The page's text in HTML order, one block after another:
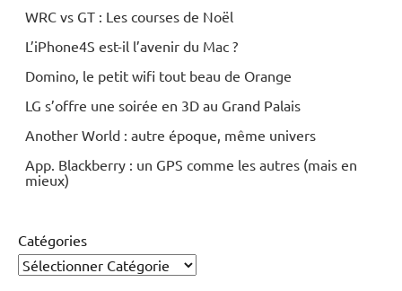
WRC vs GT : Les courses de Noël
L’iPhone4S est-il l’avenir du Mac ?
Domino, le petit wifi tout beau de Orange
LG s’offre une soirée en 3D au Grand Palais
Another World : autre époque, même univers
App. Blackberry : un GPS comme les autres (mais en
mieux)
Catégories